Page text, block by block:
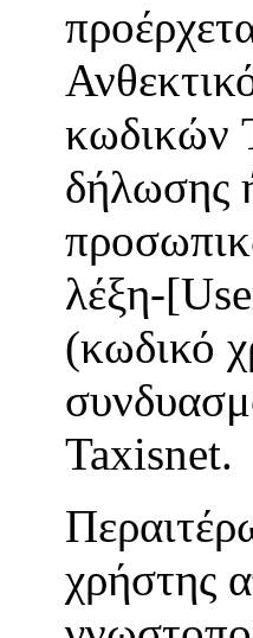
κωδικών
δήλωσης
λέξη-
(κωδικό
Taxisnet.
χρήστης